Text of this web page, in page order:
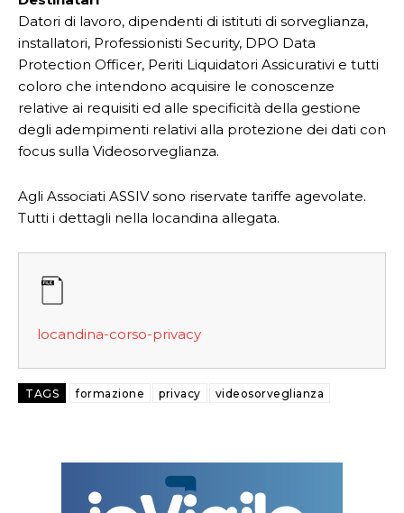
Datori di lavoro, dipendenti di istituti di sorveglianza,
installatori, Professionisti Security, DPO Data
Protection Officer, Periti Liquidatori Assicurativi e tutti
coloro che intendono acquisire le conoscenze
relative ai requisiti ed alle specificità della gestione
degli adempimenti relativi alla protezione dei dati con
focus sulla Videosorveglianza.
Agli Associati ASSIV sono riservate tariffe agevolate.
Tutti i dettagli nella locandina allegata.
locandina-corso-privacy
TAGS formazione privacy videosorveglianza